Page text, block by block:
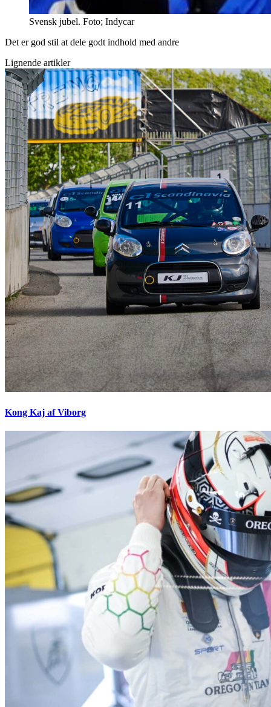
Svensk jubel. Foto; Indycar
Det er god stil at dele godt indhold med andre
Lignende artikler
Kong Kaj af Viborg